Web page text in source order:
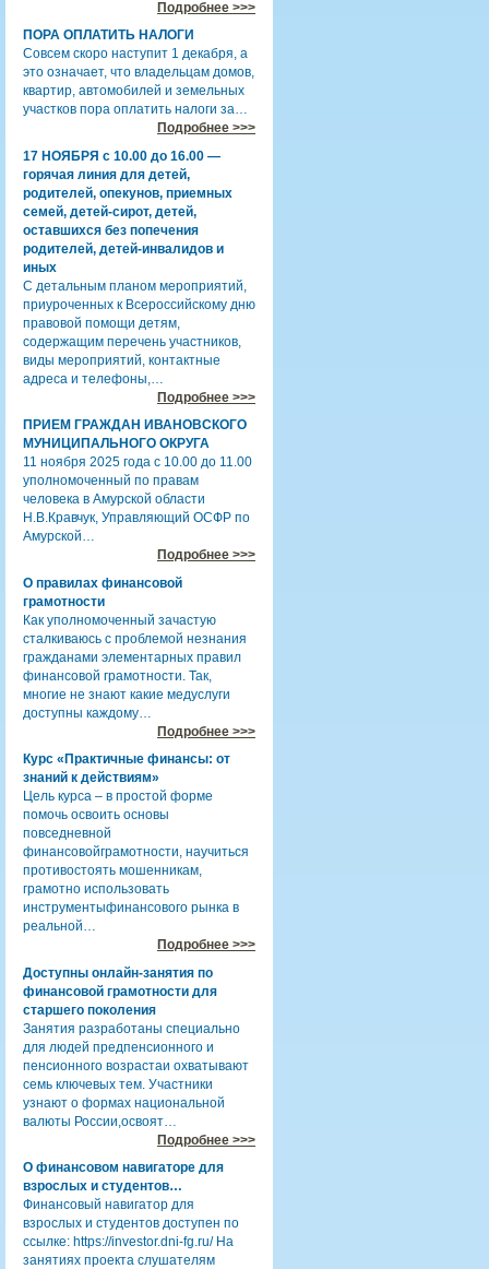
Подробнее >>>
ПОРА ОПЛАТИТЬ НАЛОГИ
Совсем скоро наступит 1 декабря, а
это означает, что владельцам домов,
квартир, автомобилей и земельных
участков пора оплатить налоги за…
Подробнее >>>
17 НОЯБРЯ с 10.00 до 16.00 —
горячая линия для детей,
родителей, опекунов, приемных
семей, детей-сирот, детей,
оставшихся без попечения
родителей, детей-инвалидов и
иных
С детальным планом мероприятий,
приуроченных к Всероссийскому дню
правовой помощи детям,
содержащим перечень участников,
виды мероприятий, контактные
адреса и телефоны,…
Подробнее >>>
ПРИЕМ ГРАЖДАН ИВАНОВСКОГО
МУНИЦИПАЛЬНОГО ОКРУГА
11 ноября 2025 года с 10.00 до 11.00
уполномоченный по правам
человека в Амурской области
Н.В.Кравчук, Управляющий ОСФР по
Амурской…
Подробнее >>>
О правилах финансовой
грамотности
Как уполномоченный зачастую
сталкиваюсь с проблемой незнания
гражданами элементарных правил
финансовой грамотности. Так,
многие не знают какие медуслуги
доступны каждому…
Подробнее >>>
Курс «Практичные финансы: от
знаний к действиям»
Цель курса – в простой форме
помочь освоить основы
повседневной
финансовойграмотности, научиться
противостоять мошенникам,
грамотно использовать
инструментыфинансового рынка в
реальной…
Подробнее >>>
Доступны онлайн-занятия по
финансовой грамотности для
старшего поколения
Занятия разработаны специально
для людей предпенсионного и
пенсионного возрастаи охватывают
семь ключевых тем. Участники
узнают о формах национальной
валюты России,освоят…
Подробнее >>>
О финансовом навигаторе для
взрослых и студентов…
Финансовый навигатор для
взрослых и студентов доступен по
ссылке: https://investor.dni-fg.ru/ На
занятиях проекта слушателям